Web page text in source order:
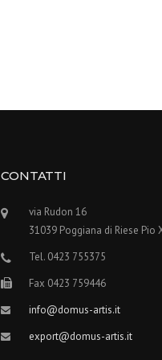
CONTATTI
via Rudon 16
31039 Poggiana di Riese Pio
Tel. 0423 755375
Fax 0423 759446
info@domus-artis.it
export@domus-artis.it